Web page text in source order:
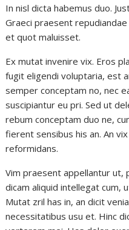
In nisl dicta habemus duo.
Graeci praesent
et quot maluisset.
Ex mutat invenire vix. Eros
fugit eligendi voluptaria, est
semper conceptam no, nec
suscipiantur eu pri. Sed ut
rebum conceptam duo ne,
fierent sensibus his an. An
reformidans.
Vim praesent appellantur ut,
dicam aliquid intellegat cum,
Mutat zril has in, an dicit
necessitatibus usu et. Hinc